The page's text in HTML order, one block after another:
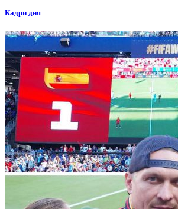
Кадри дня